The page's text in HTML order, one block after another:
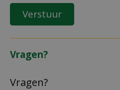
Vragen?
Vragen?